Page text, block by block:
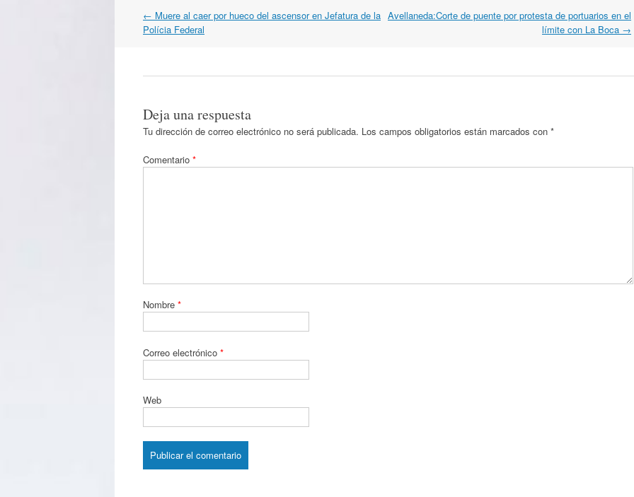
Navegación
por
← Muere al caer por hueco del ascensor en Jefatura de la
Polícia Federal
Avellaneda:Corte de puente por protesta de portuarios en el
límite con La Boca →
Deja una respuesta
Tu dirección de correo electrónico no será publicada. Los campos obligatorios están marcados con *
Comentario *
Nombre *
Correo electrónico *
Web